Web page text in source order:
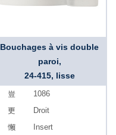
Bouchages à vis double
paroi,
24-415, lisse
1086
Droit
Insert